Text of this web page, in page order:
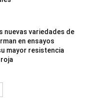
nuevas variedades de
en ensayos
mayor resistencia